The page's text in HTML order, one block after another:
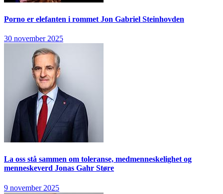
Porno er elefanten i rommet Jon Gabriel Steinhovden
30 november 2025
La oss stå sammen om toleranse, medmenneskelighet og
menneskeverd Jonas Gahr Støre
9 november 2025